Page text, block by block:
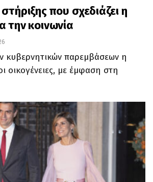
που σχεδιάζει η
την κοινωνία
κυβερνητικών παρεμβάσεων η
οικογένειες, με έμφαση στη